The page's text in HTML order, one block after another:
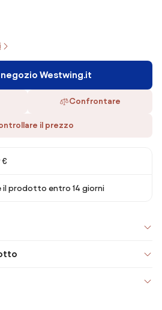
negozio Westwing.it
Confrontare
il prezzo
€
il prodotto entro 14 giorni